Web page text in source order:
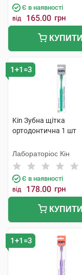
Є в наявності
від 165.00 грн
КУПИТИ
1+1=3
Kin Зубна щітка
ортодонтична 1 шт
Лабораторіос Кін
Є в наявності
від 178.00 грн
КУПИТИ
1+1=3